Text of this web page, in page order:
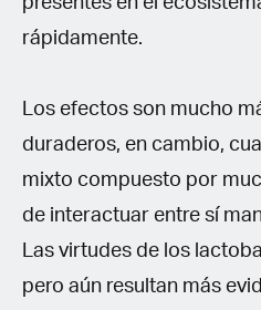
rápidamente.
Los efectos son mucho
duraderos, en cambio,
mixto compuesto por
de interactuar entre sí
Las virtudes de los
pero aún resultan más